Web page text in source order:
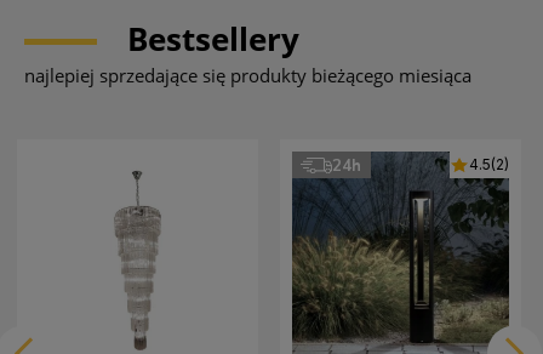
Bestsellery
najlepiej sprzedające się produkty bieżącego miesiąca
24h 4.5(2)